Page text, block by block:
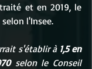
et en 2019, le
l'Insee.
s'établir à 1,5 en
selon le Conseil